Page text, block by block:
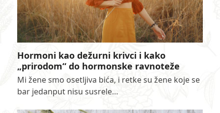
Hormoni kao dežurni krivci i kako
„prirodom“ do hormonske ravnoteže
Mi žene smo osetljiva bića, i retke su žene koje se
bar jedanput nisu susrele…